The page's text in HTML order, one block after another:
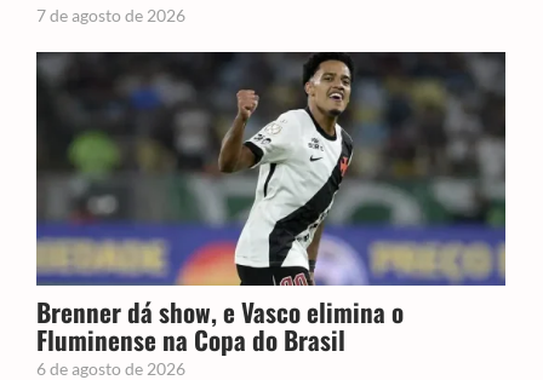
7 de agosto de 2026
Brenner dá show, e Vasco elimina o
Fluminense na Copa do Brasil
6 de agosto de 2026